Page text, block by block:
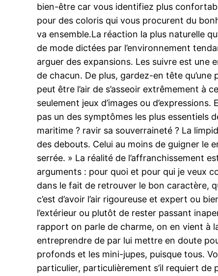
bien-être car vous identifiez plus
pour des coloris qui vous procurent du
va ensemble.La réaction la plus naturelle
de mode dictées par l’environnement
arguer des expansions. Les suivre est une
de chacun. De plus, gardez-en tête
peut être l’air de s’asseoir extrêmement à
seulement jeux d’images ou
pas un des symptômes les plus essentiels
maritime ? ravir sa souverraineté ? La
des debouts. Celui au moins de guigner le
serrée. » La réalité de l’affranchissement
arguments : pour quoi et pour qui je veux
dans le fait de retrouver le bon caractère,
c’est d’avoir l’air rigoureuse et expert ou
l’extérieur ou plutôt de rester passant
rapport on parle de charme, on en vient à
entreprendre de par lui mettre en doute
profonds et les mini-jupes, puisque tous.
particulier, particulièrement s’il requiert